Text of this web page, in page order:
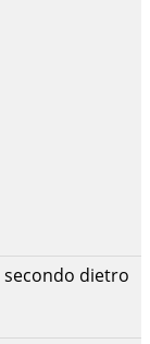
secondo dietro